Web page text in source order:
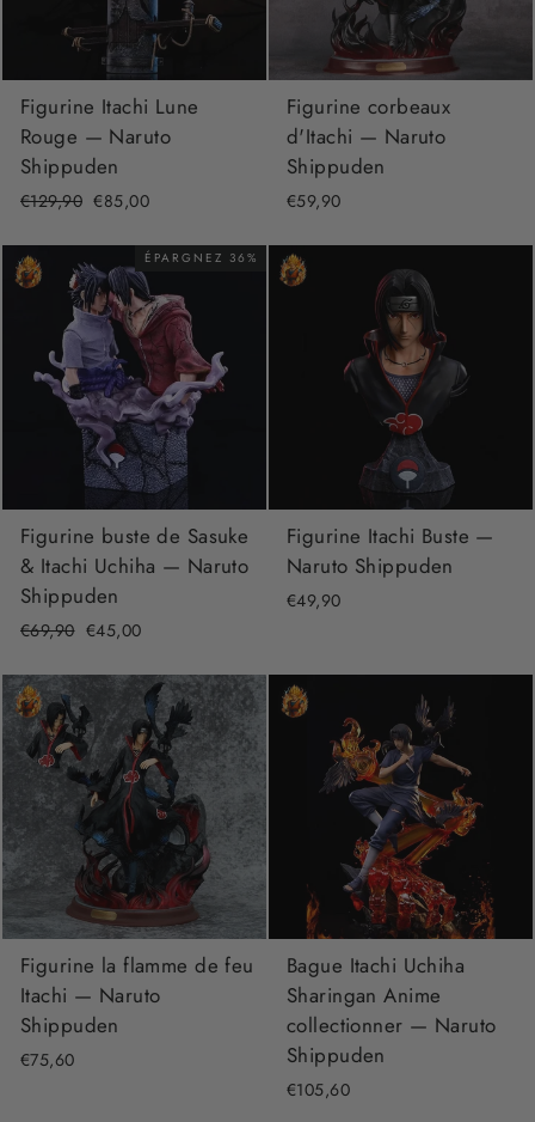
Figurine Itachi Lune
Rouge — Naruto
Shippuden
Prix
€129,90 Prix
€85,00
Figurine corbeaux
d'Itachi — Naruto
Shippuden
€59,90
ÉPARGNEZ 36%
Figurine buste de Sasuke
& Itachi Uchiha — Naruto
Shippuden
Prix
€69,90 Prix
€45,00
Figurine Itachi Buste —
Naruto Shippuden
€49,90
Figurine la flamme de feu
Itachi — Naruto
Shippuden
€75,60
Bague Itachi Uchiha
Sharingan Anime
collectionner — Naruto
Shippuden
€105,60